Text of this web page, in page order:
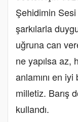
Şehidimin
şarkılarla
uğruna can
ne yapılsa az,
anlamını en
milletiz. Barış
kullandı.